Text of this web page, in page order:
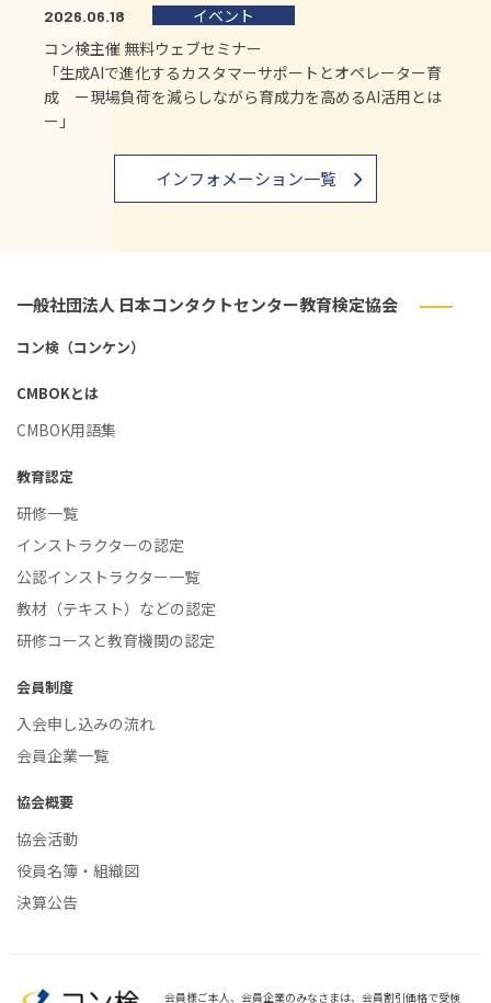
2026.06.18
イベント
コン検主催 無料ウェブセミナー
「生成AIで進化するカスタマーサポートとオペレーター育
成 ー現場負荷を減らしながら育成力を高めるAI活用とは
ー」
インフォメーション一覧
一般社団法人 日本コンタクトセンター教育検定協会
コン検（コンケン）
CMBOKとは
CMBOK用語集
教育認定
研修一覧
インストラクターの認定
公認インストラクター一覧
教材（テキスト）などの認定
研修コースと教育機関の認定
会員制度
入会申し込みの流れ
会員企業一覧
協会概要
協会活動
役員名簿・組織図
決算公告
会員様ご本人、会員企業のみなさまは、 会員割引価格で受検